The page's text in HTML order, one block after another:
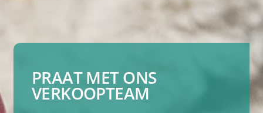
PRAAT MET ONS
VERKOOPTEAM